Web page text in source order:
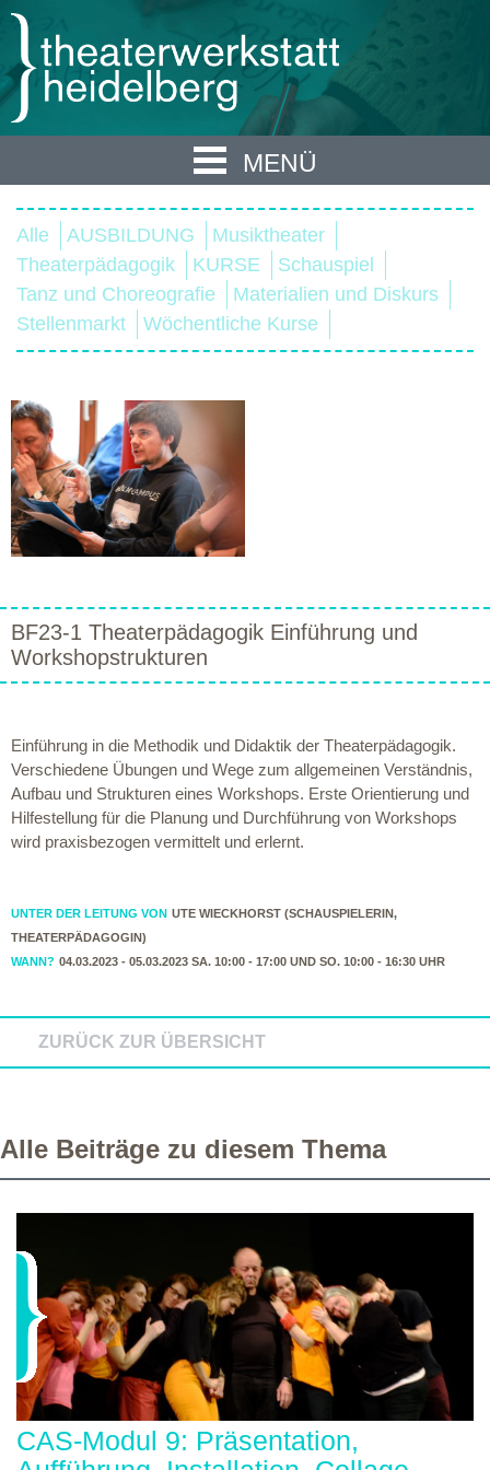
MENÜ
Alle AUSBILDUNG
Musiktheater
Theaterpädagogik
KURSE
Schauspiel
Tanz und Choreografie
Materialien und Diskurs
Stellenmarkt
Wöchentliche Kurse
BF23-1 Theaterpädagogik Einführung und
Workshopstrukturen
Einführung in die Methodik und Didaktik der Theaterpädagogik.
Verschiedene Übungen und Wege zum allgemeinen Verständnis,
Aufbau und Strukturen eines Workshops. Erste Orientierung und
Hilfestellung für die Planung und Durchführung von Workshops
wird praxisbezogen vermittelt und erlernt.
UNTER DER LEITUNG VON UTE WIECKHORST (SCHAUSPIELERIN,
THEATERPÄDAGOGIN)
WANN? 04.03.2023 - 05.03.2023 SA. 10:00 - 17:00 UND SO. 10:00 - 16:30 UHR
ZURÜCK ZUR ÜBERSICHT
Alle Beiträge zu diesem Thema
CAS-Modul 9: Präsentation,